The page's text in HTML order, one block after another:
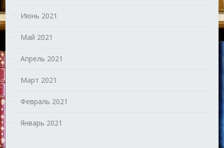
Июнь 2021
Май 2021
Апрель 2021
Март 2021
Февраль 2021
Январь 2021